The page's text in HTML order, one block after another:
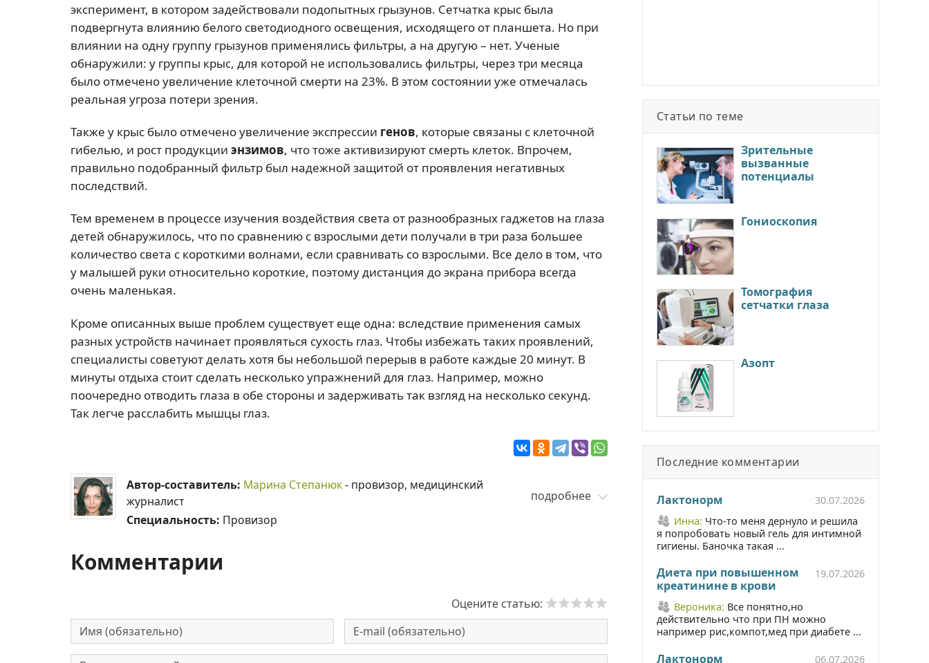
эксперимент, в котором задействовали подопытных грызунов. Сетчатка крыс была
подвергнута влиянию белого светодиодного освещения, исходящего от планшета. Но при
влиянии на одну группу грызунов применялись фильтры, а на другую – нет. Ученые
обнаружили: у группы крыс, для которой не использовались фильтры, через три месяца
было отмечено увеличение клеточной смерти на 23%. В этом состоянии уже отмечалась
реальная угроза потери зрения.
Также у крыс было отмечено увеличение экспрессии генов, которые связаны с клеточной
гибелью, и рост продукции энзимов, что тоже активизируют смерть клеток. Впрочем,
правильно подобранный фильтр был надежной защитой от проявления негативных
последствий.
Тем временем в процессе изучения воздействия света от разнообразных гаджетов на глаза
детей обнаружилось, что по сравнению с взрослыми дети получали в три раза большее
количество света с короткими волнами, если сравнивать со взрослыми. Все дело в том, что
у малышей руки относительно короткие, поэтому дистанция до экрана прибора всегда
очень маленькая.
Кроме описанных выше проблем существует еще одна: вследствие применения самых
разных устройств начинает проявляться сухость глаз. Чтобы избежать таких проявлений,
специалисты советуют делать хотя бы небольшой перерыв в работе каждые 20 минут. В
минуты отдыха стоит сделать несколько упражнений для глаз. Например, можно
поочередно отводить глаза в обе стороны и задерживать так взгляд на несколько секунд.
Так легче расслабить мышцы глаз.
Автор-составитель: Марина Степанюк- провизор, медицинский
журналист
Специальность: Провизор
подробнее
Комментарии
Оцените статью:
Статьи по теме
Зрительные
вызванные
потенциалы
Гониоскопия
Томография
сетчатки глаза
Азопт
Последние комментарии
Лактонорм
30.07.2026
Инна: Что-то меня дернуло и решила
я попробовать новый гель для интимной
гигиены. Баночка такая ...
Диета при повышенном
креатинине в крови
19.07.2026
Вероника: Все понятно,но
действительно что при ПН можно
например рис,компот,мед при диабете ...
Лактонорм
06.07.2026